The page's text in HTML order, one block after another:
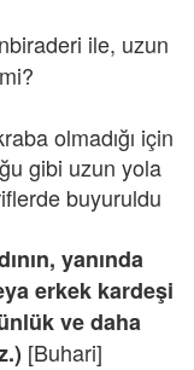
ile, uzun
olmadığı için
gibi uzun yola
buyuruldu
yanında
erkek kardeşi
ve daha
[Buhari]